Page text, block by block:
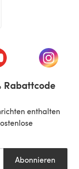
neuen Tab)
sich in einem
(öffnet
Rabattcode
enthalten
Abonnieren